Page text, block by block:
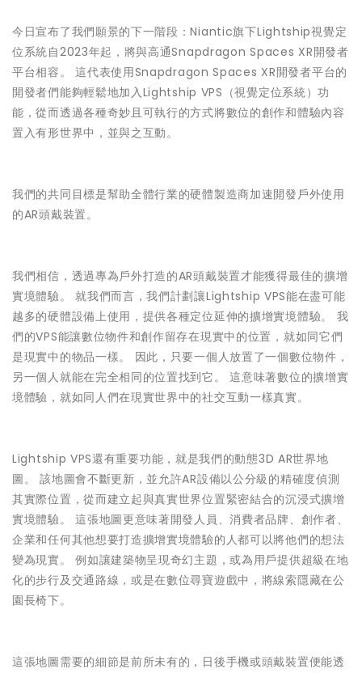
今日宣布了我們願景的下一階段：Niantic旗下Lightship視覺定
位系統自2023年起，將與高通Snapdragon Spaces XR開發者
平台相容。 這代表使用Snapdragon Spaces XR開發者平台的
開發者們能夠輕鬆地加入Lightship VPS（視覺定位系統）功
能，從而透過各種奇妙且可執行的方式將數位的創作和體驗內容
置入有形世界中，並與之互動。
我們的共同目標是幫助全體行業的硬體製造商加速開發戶外使用
的AR頭戴裝置。
我們相信，透過專為戶外打造的AR頭戴裝置才能獲得最佳的擴增
實境體驗。 就我們而言，我們計劃讓Lightship VPS能在盡可能
越多的硬體設備上使用，提供各種定位延伸的擴增實境體驗。 我
們的VPS能讓數位物件和創作留存在現實中的位置，就如同它們
是現實中的物品一樣。 因此，只要一個人放置了一個數位物件，
另一個人就能在完全相同的位置找到它。 這意味著數位的擴增實
境體驗，就如同人們在現實世界中的社交互動一樣真實。
Lightship VPS還有重要功能，就是我們的動態3D AR世界地
圖。 該地圖會不斷更新，並允許AR設備以公分級的精確度偵測
其實際位置，從而建立起與真實世界位置緊密結合的沉浸式擴增
實境體驗。 這張地圖更意味著開發人員、消費者品牌、創作者、
企業和任何其他想要打造擴增實境體驗的人都可以將他們的想法
變為現實。 例如讓建築物呈現奇幻主題，或為用戶提供超級在地
化的步行及交通路線，或是在數位尋寶遊戲中，將線索隱藏在公
園長椅下。
這張地圖需要的細節是前所未有的，日後手機或頭戴裝置便能透